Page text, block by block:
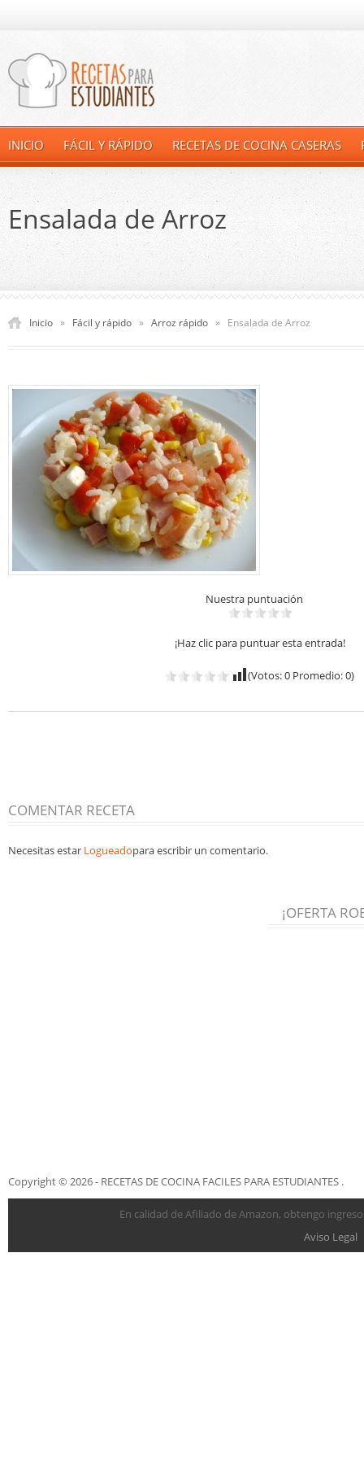
INICIO FÁCIL Y RÁPIDO RECETAS DE COCINA CASERAS
Ensalada de Arroz
Inicio » Fácil y rápido » Arroz rápido » Ensalada de Arroz
Nuestra puntuación
¡Haz clic para puntuar esta entrada!
(Votos:0Promedio:0)
COMENTAR RECETA
Necesitas estar Logueadopara escribir un comentario.
¡OFERTA
Copyright © 2026 - RECETAS DE COCINA FACILES PARA ESTUDIANTES .
En calidad de Afiliado de Amazon, obtengo
Aviso Legal